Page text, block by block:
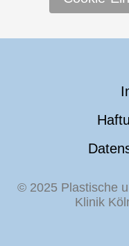
© 2025 Plastische
Klinik